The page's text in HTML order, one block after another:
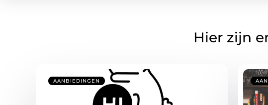
Hier zijn
AANBIEDINGEN